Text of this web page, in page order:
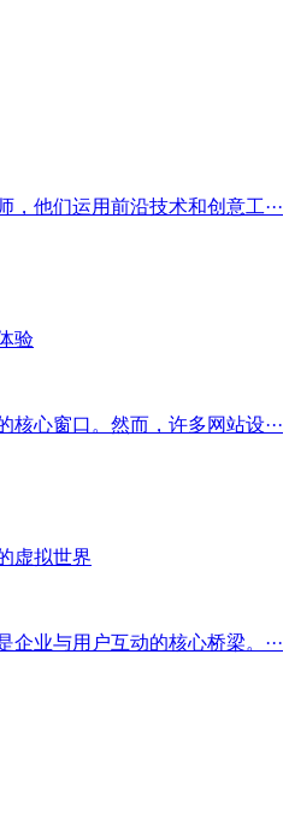
他们运用前沿技术和创意工···
验
心窗口。然而，许多网站设···
虚拟世界
业与用户互动的核心桥梁。···